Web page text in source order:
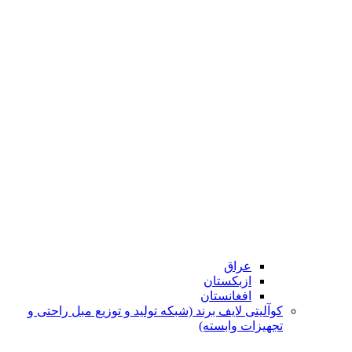
عراق
ازبکستان
افغانستان
کوآلیتی لایف برند (شبکه تولید و توزیع مبل راحتی و
تجهیزات وابسته)